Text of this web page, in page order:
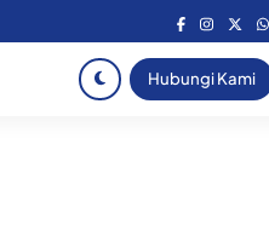
Hubungi Kami